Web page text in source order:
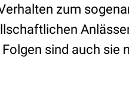
zum
sind auch sie